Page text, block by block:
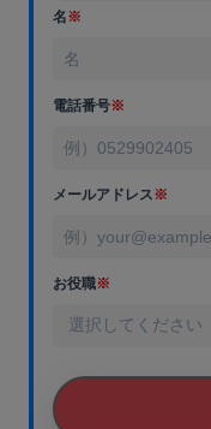
名※
電話番号※
メールアドレス※
お役職※